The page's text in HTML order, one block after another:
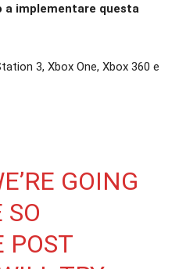
a implementare questa
3, Xbox One, Xbox 360 e
GOING
POST